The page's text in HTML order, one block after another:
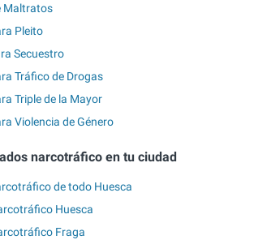
Maltratos
Pleito
Secuestro
Tráfico de Drogas
Triple de la Mayor
Violencia de Género
narcotráfico en tu ciudad
de todo Huesca
Huesca
Fraga